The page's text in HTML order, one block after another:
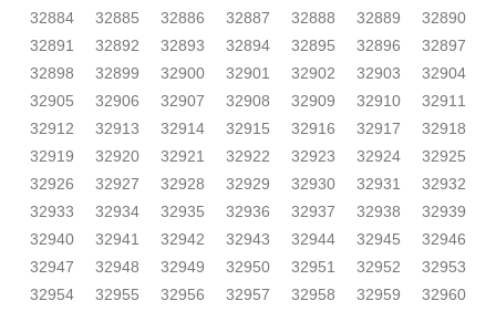
32884
32885 32886 32887 32888 32889
32890
32891
32892 32893 32894 32895 32896
32897
32898
32899 32900 32901 32902 32903
32904
32905
32906 32907 32908 32909 32910
32911
32912
32913 32914 32915 32916 32917
32918
32919
32920 32921 32922 32923 32924
32925
32926
32927 32928 32929 32930 32931
32932
32933
32934 32935 32936 32937 32938
32939
32940
32941 32942 32943 32944 32945
32946
32947
32948 32949 32950 32951 32952
32953
32954
32955 32956 32957 32958 32959
32960